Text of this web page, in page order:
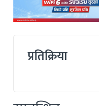
प्रतिक्रिया